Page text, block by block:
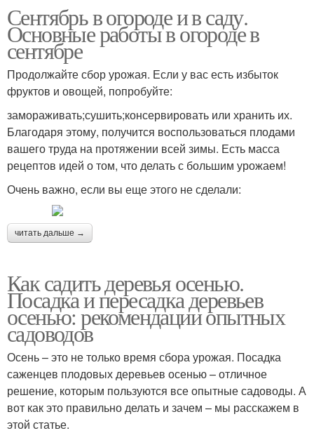
Сентябрь в огороде и в саду.
Основные работы в огороде в
сентябре
Продолжайте сбор урожая. Если у вас есть избыток
фруктов и овощей, попробуйте:
замораживать;сушить;консервировать или хранить их.
Благодаря этому, получится воспользоваться плодами
вашего труда на протяжении всей зимы. Есть масса
рецептов идей о том, что делать с большим урожаем!
Очень важно, если вы еще этого не сделали:
читать дальше →
Как садить деревья осенью.
Посадка и пересадка деревьев
осенью: рекомендации опытных
садоводов
Осень – это не только время сбора урожая. Посадка
саженцев плодовых деревьев осенью – отличное
решение, которым пользуются все опытные садоводы. А
вот как это правильно делать и зачем – мы расскажем в
этой статье.